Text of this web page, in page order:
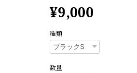
¥9,000
種類
数量